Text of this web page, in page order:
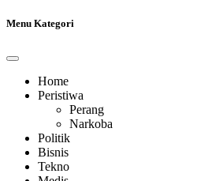
Menu Kategori
Home
Peristiwa
Perang
Narkoba
Politik
Bisnis
Tekno